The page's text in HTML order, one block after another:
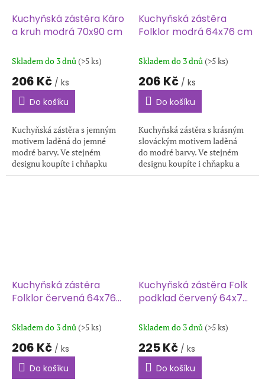
Kuchyňská zástěra Káro
a kruh modrá 70x90 cm
Skladem do 3 dnů (>5 ks)
206 Kč / ks
Do košíku
Kuchyňská zástěra s jemným
motivem laděná do jemné
modré barvy. Ve stejném
designu koupíte i chňapku
a utěrky. Rozměr zástěry je
Kuchyňská zástěra
Folklor modrá 64x76 cm
Skladem do 3 dnů (>5 ks)
206 Kč / ks
Do košíku
Kuchyňská zástěra s krásným
slováckým motivem laděná
do modré barvy. Ve stejném
designu koupíte i chňapku a
utěrku. Skvělý tip na dárek.
Kuchyňská zástěra
Folklor červená 64x76
Skladem do 3 dnů(>5 ks)
206 Kč / ks
Do košíku
Kuchyňská zástěra Folk
podklad červený 64x76
Skladem do 3 dnů(>5 ks)
225 Kč / ks
Do košíku